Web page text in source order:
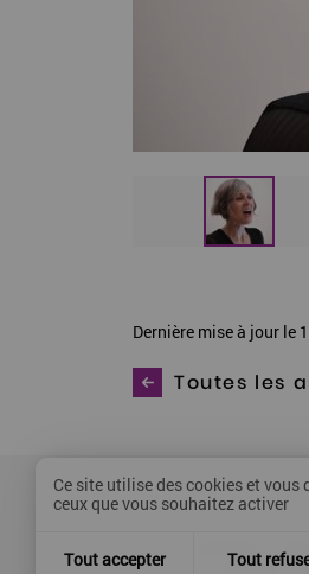
Dernière mise à jour le
Toutes les
Contact
Presse
Ce site utilise des cookies et vous
ceux que vous souhaitez activer
Tout accepter Tout